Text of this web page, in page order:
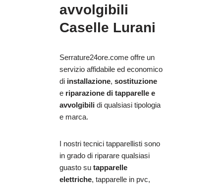
avvolgibili
Caselle Lurani
Serrature24ore.come offre un
servizio affidabile ed economico
di installazione, sostituzione
e riparazione di tapparelle e
avvolgibili di qualsiasi tipologia
e marca.
I nostri tecnici tapparellisti sono
in grado di riparare qualsiasi
guasto su tapparelle
elettriche, tapparelle in pvc,